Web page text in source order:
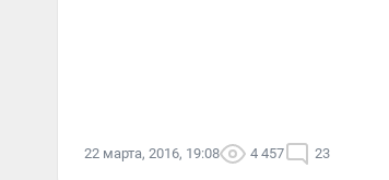
22 марта, 2016, 19:08 4 457 23